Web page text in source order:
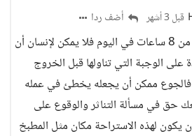
قبل 3 أشهر أضف ردا
إذا كان العمل أكثر من 8 ساعات في اليوم فلا يمكن لإنسان أن
الوجبة التي تناولها قبل الخروج
فالجوع ممكن أن يجعله يخطئ في عمله
حق في مسألة التناثر والوقوع على
يكون لهذه الاستراحة مكان مثل المطبخ